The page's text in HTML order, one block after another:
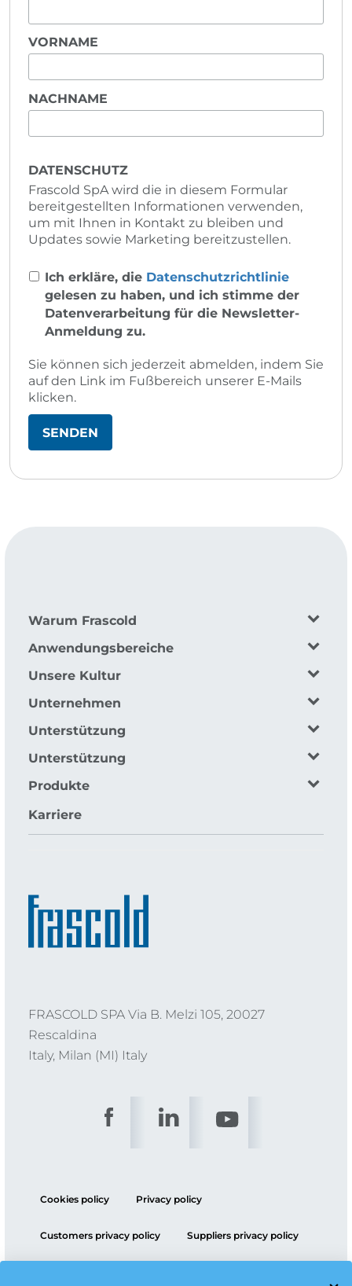
VORNAME
NACHNAME
DATENSCHUTZ
Frascold SpA wird die in diesem Formular
bereitgestellten Informationen verwenden,
um mit Ihnen in Kontakt zu bleiben und
Updates sowie Marketing bereitzustellen.
Ich erkläre, die Datenschutzrichtlinie
gelesen zu haben, und ich stimme der
Datenverarbeitung für die Newsletter-
Anmeldung zu.
Sie können sich jederzeit abmelden, indem Sie
auf den Link im Fußbereich unserer E-Mails
klicken.
Warum Frascold
Anwendungsbereiche
Unsere Kultur
Unternehmen
Unterstützung
Unterstützung
Produkte
Karriere
FRASCOLD SPA Via B. Melzi 105, 20027
Rescaldina
Italy, Milan (MI) Italy
Cookies policy Privacy policy
Customers privacy policy Suppliers privacy policy